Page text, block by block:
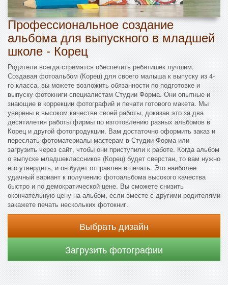
Профессиональное создание
альбома для выпускного в младшей
школе - Корец
Родители всегда стремятся обеспечить ребятишек лучшим.
Создавая фотоальбом (Корец) для своего малыша к выпуску из 4-
го класса, вы можете возложить обязанности по подготовке и
выпуску фотокниги специалистам Студии Форма. Они опытные и
знающие в коррекции фотографий и печати готового макета. Мы
уверены в высоком качестве своей работы, доказав это за два
десятилетия работы фирмы по изготовлению разных альбомов в
Корец и другой фотопродукции. Вам достаточно оформить заказ и
переслать фотоматериалы мастерам в Студии Форма или
загрузить через сайт, чтобы они приступили к работе. Когда альбом
о выпуске младшеклассников (Корец) будет сверстан, то вам нужно
его утвердить, и он будет отправлен в печать. Это наиболее
удачный вариант к получению фотоальбома высокого качества
быстро и по демократической цене. Вы сможете снизить
окончательную цену на альбом, если вместе с другими родителями
закажете печать нескольких фотокниг.
Выбрать дизайн
Загрузить фотографии